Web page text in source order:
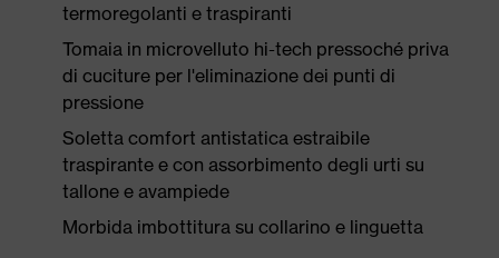
termoregolanti e traspiranti
Tomaia in microvelluto hi-tech pressoché priva
di cuciture per l'eliminazione dei punti di
pressione
Soletta comfort antistatica estraibile
traspirante e con assorbimento degli urti su
tallone e avampiede
Morbida imbottitura su collarino e linguetta